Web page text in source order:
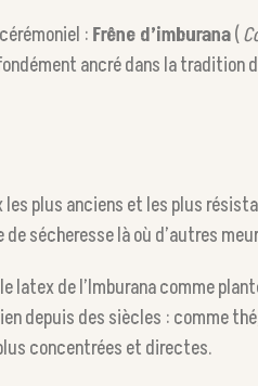
: Frêne d’imburana(
ancré dans la tradition
plus anciens et les plus
sécheresse là où d’autres
latex de l’Imburana comme
depuis des siècles : comme
concentrées et directes.